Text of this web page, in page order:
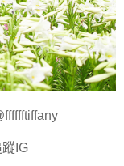
IG